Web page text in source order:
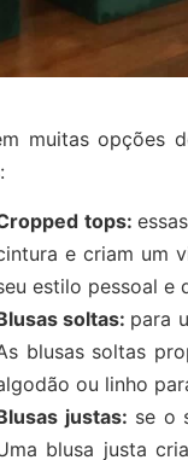
muitas opções
tops:
e criam um
estilo pessoal e
soltas: para
blusas soltas
ou linho
justas: se o
blusa justa